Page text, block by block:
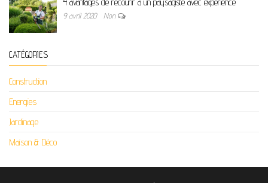
9 avril 2020 Non
CATÉGORIES
Construction
Energies
Jardinage
Maison & Déco